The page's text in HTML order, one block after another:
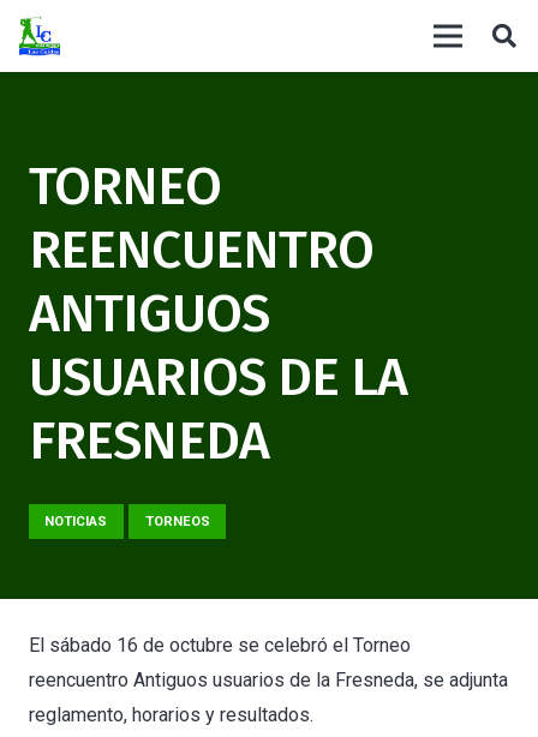
TORNEO
REENCUENTRO
ANTIGUOS
USUARIOS DE LA
FRESNEDA
NOTICIAS TORNEOS
El sábado 16 de octubre se celebró el Torneo
reencuentro Antiguos usuarios de la Fresneda, se adjunta
reglamento, horarios y resultados.